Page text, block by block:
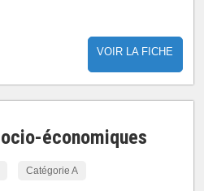
VOIR LA FICHE
économiques
Catégorie A